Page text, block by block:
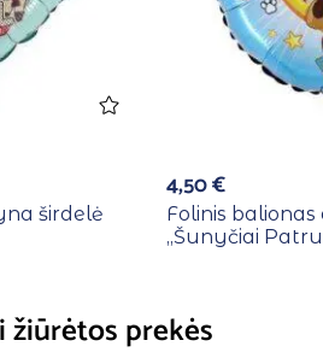
širdelė
4,50€
Folinis
,,Šunyčiai
žiūrėtos prekės